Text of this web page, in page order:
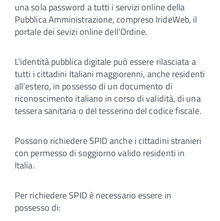
una sola password a tutti i servizi online della
Pubblica Amministrazione, compreso IrideWeb, il
portale dei sevizi online dell'Ordine.
L'identità pubblica digitale può essere rilasciata a
tutti i cittadini Italiani maggiorenni, anche residenti
all’estero, in possesso di un documento di
riconoscimento italiano in corso di validità, di una
tessera sanitaria o del tesserino del codice fiscale.
Possono richiedere SPID anche i cittadini stranieri
con permesso di soggiorno valido residenti in
Italia.
Per richiedere SPID è necessario essere in
possesso di: